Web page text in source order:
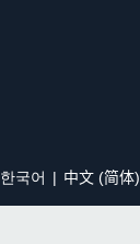
한국어 中文 (简体)